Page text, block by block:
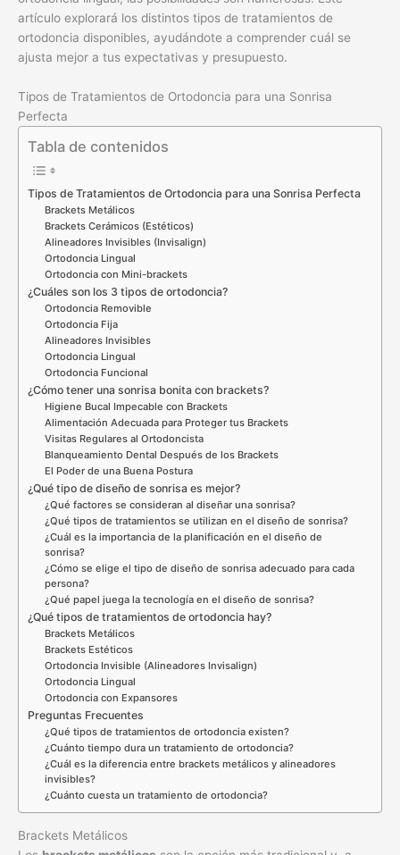
artículo explorará los distintos tipos de tratamientos de
ortodoncia disponibles, ayudándote a comprender cuál se
ajusta mejor a tus expectativas y presupuesto.
Tipos de Tratamientos de Ortodoncia para una Sonrisa
Perfecta
Tabla de contenidos
Tipos de Tratamientos de Ortodoncia para una Sonrisa Perfecta
Brackets Metálicos
Brackets Cerámicos (Estéticos)
Alineadores Invisibles (Invisalign)
Ortodoncia Lingual
Ortodoncia con Mini-brackets
¿Cuáles son los 3 tipos de ortodoncia?
Ortodoncia Removible
Ortodoncia Fija
Alineadores Invisibles
Ortodoncia Lingual
Ortodoncia Funcional
¿Cómo tener una sonrisa bonita con brackets?
Higiene Bucal Impecable con Brackets
Alimentación Adecuada para Proteger tus Brackets
Visitas Regulares al Ortodoncista
Blanqueamiento Dental Después de los Brackets
El Poder de una Buena Postura
¿Qué tipo de diseño de sonrisa es mejor?
¿Qué factores se consideran al diseñar una sonrisa?
¿Qué tipos de tratamientos se utilizan en el diseño de sonrisa?
¿Cuál es la importancia de la planificación en el diseño de
sonrisa?
¿Cómo se elige el tipo de diseño de sonrisa adecuado para cada
persona?
¿Qué papel juega la tecnología en el diseño de sonrisa?
¿Qué tipos de tratamientos de ortodoncia hay?
Brackets Metálicos
Brackets Estéticos
Ortodoncia Invisible (Alineadores Invisalign)
Ortodoncia Lingual
Ortodoncia con Expansores
Preguntas Frecuentes
¿Qué tipos de tratamientos de ortodoncia existen?
¿Cuánto tiempo dura un tratamiento de ortodoncia?
¿Cuál es la diferencia entre brackets metálicos y alineadores
invisibles?
¿Cuánto cuesta un tratamiento de ortodoncia?
Brackets Metálicos